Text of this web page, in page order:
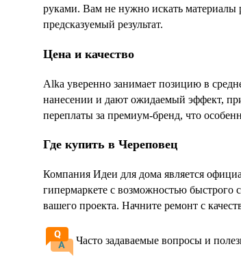
руками. Вам не нужно искать материалы
предсказуемый результат.
Цена и качество
Alka уверенно занимает позицию в
нанесении и дают ожидаемый эффект,
переплаты за премиум-бренд, что
Где купить в Череповец
Компания Идеи для дома является
гипермаркете с возможностью
вашего проекта. Начните ремонт с
Часто задаваемые вопросы и